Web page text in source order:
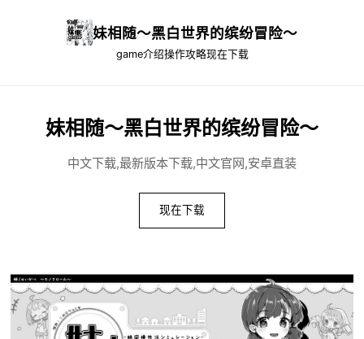
妹相随～黑白世界的缤纷冒险～
game介绍操作攻略现在下载
妹相随～黑白世界的缤纷冒险～
中文下载,最新版本下载,中文官网,安卓直装
现在下载